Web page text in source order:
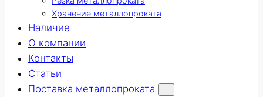
Хранение металлопроката
Наличие
О компании
Контакты
Статьи
Поставка металлопроката